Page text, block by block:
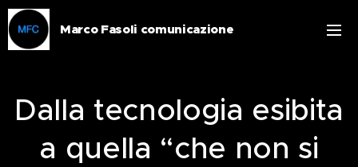
Marco Fasoli comunicazione
Dalla tecnologia esibita
a quella “che non si